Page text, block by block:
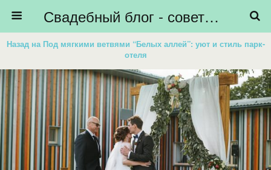
Свадебный блог - советы невестам, подготовка к свадьбе - HiBride
Назад на Под мягкими ветвями “Белых аллей”: уют и стиль парк-
отеля